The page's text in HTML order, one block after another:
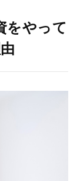
をやって